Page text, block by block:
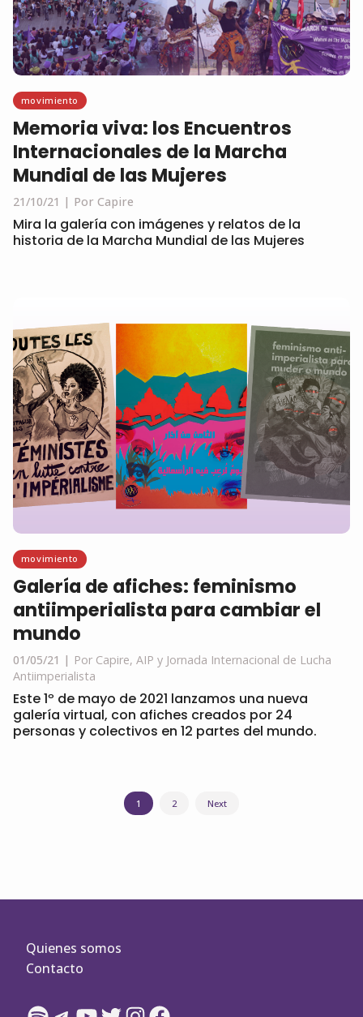
movimiento
Memoria viva: los Encuentros
Internacionales de la Marcha
Mundial de las Mujeres
21/10/21 Por Capire
Mira la galería con imágenes y relatos de la
historia de la Marcha Mundial de las Mujeres
movimiento
Galería de afiches: feminismo
antiimperialista para cambiar el
mundo
01/05/21
Por Capire, AIP y Jornada Internacional de Lucha
Antiimperialista
Este 1º de mayo de 2021 lanzamos una nueva
galería virtual, con afiches creados por 24
personas y colectivos en 12 partes del mundo.
Navegación
1 2 Next
Quienes somos
Contacto